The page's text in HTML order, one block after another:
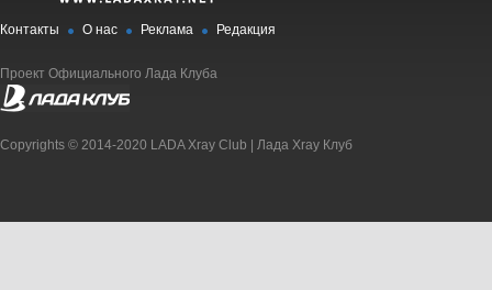
Контакты О нас Реклама Редакция
Проект Официального Лада Клуба
Copyrights © 2014-2020 LADA Xray Club | Лада Xray Клуб